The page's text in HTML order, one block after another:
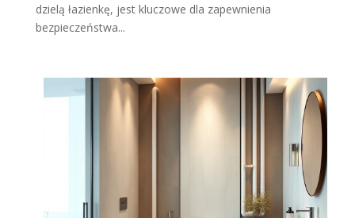
dzielą łazienkę, jest kluczowe dla zapewnienia
bezpieczeństwa...